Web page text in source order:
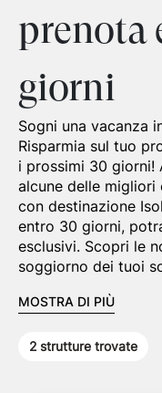
prenota
giorni
Sogni una vacanza
Risparmia sul tuo
i prossimi 30 giorni!
alcune delle
con destinazione
entro 30 giorni,
esclusivi. Scopri le
soggiorno dei tuoi
MOSTRA DI PIÙ
2 strutture trovate